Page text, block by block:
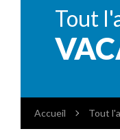
Tout
Accueil Tout